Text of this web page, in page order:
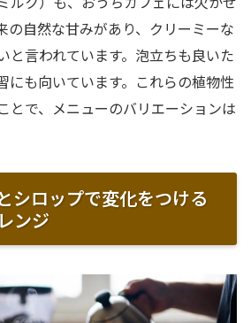
の自然な甘みがあり、クリーミーな
と言われています。泡立ちも良いた
にも向いています。これらの植物性
とで、メニューのバリエーションは
シロップで変化をつける
ンジ